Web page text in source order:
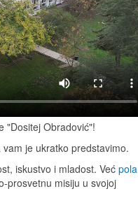
"Dositej Obradović"!
je ukratko predstavimo.
iskustvo i mladost. Već pola
prosvetnu misiju u svojoj